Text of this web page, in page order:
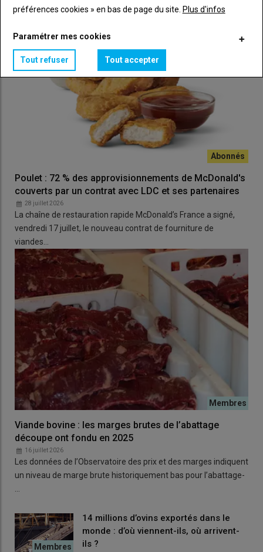
Poulet : 72 % des approvisionnements de McDonald's
couverts par un contrat avec LDC et ses partenaires
28 juillet 2026
La chaîne de restauration rapide McDonald’s France a signé,
vendredi 17 juillet, le nouveau contrat de fourniture de
viandes…
Viande bovine : les marges brutes de l’abattage
découpe ont fondu en 2025
16 juillet 2026
Les données de l’Observatoire des prix et des marges indiquent
un niveau de marge brute historiquement bas pour l’abattage-
14 millions d’ovins exportés dans le
monde : d’où viennent-ils, où arrivent-
ils ?
préférences cookies » en bas de page du site. Plus d'infos
Paramétrer mes cookies
Tout refuser Tout accepter